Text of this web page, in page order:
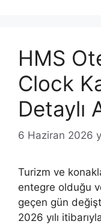
HMS
Clock
Detaylı
6 Haziran 2026
Turizm ve
entegre olduğu
geçen gün
2026 yılı